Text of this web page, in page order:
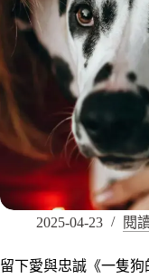
2025-04-23 閱
留下愛與忠誠《一隻